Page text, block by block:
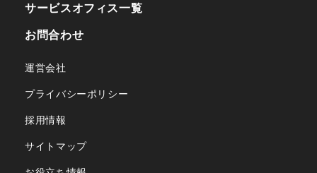
サービスオフィス一覧
お問合わせ
運営会社
プライバシーポリシー
採用情報
サイトマップ